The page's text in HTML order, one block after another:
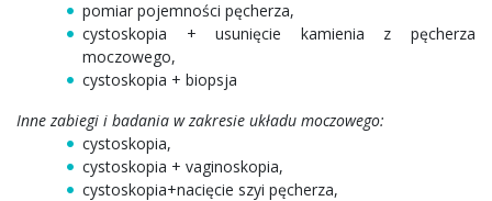
pomiar pojemności pęcherza,
cystoskopia + usunięcie kamienia z pęcherza
moczowego,
cystoskopia + biopsja
Inne zabiegi i badania w zakresie układu moczowego:
cystoskopia,
cystoskopia + vaginoskopia,
cystoskopia+nacięcie szyi pęcherza,